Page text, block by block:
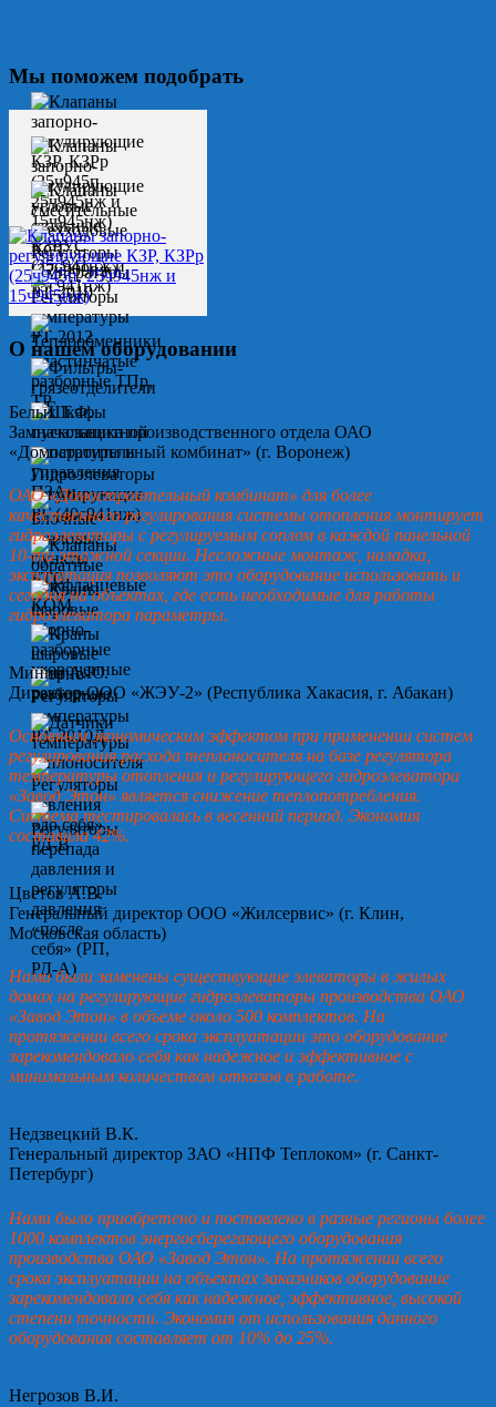
Мы поможем подобрать
О нашем оборудовании
Белых Т.Ф.
Замначальника производственного отдела ОАО
«Домостроительный комбинат» (г. Воронеж)
ОАО «Домостроительный комбинат» для более
качественного регулирования системы отопления монтирует
гидроэлеваторы с регулируемым соплом в каждой панельной
10-ти этажной секции. Несложные монтаж, наладка,
эксплуатация позволяют это оборудование использовать и
сегодня на объектах, где есть необходимые для работы
гидроэлеватора параметры.
Минин А.Ю.
Директор ООО «ЖЭУ-2» (Республика Хакасия, г. Абакан)
Основным экономическим эффектом при применении систем
регулирования расхода теплоносителя на базе регулятора
температуры отопления и регулирующего гидроэлеватора
«Завод Этон» является снижение теплопотребления.
Система тестировалась в весенний период. Экономия
составила 42%.
Цветов А.В.
Генеральный директор ООО «Жилсервис» (г. Клин,
Московская область)
Нами были заменены существующие элеваторы в жилых
домах на регулирующие гидроэлеваторы производства ОАО
«Завод Этон» в объеме около 500 комплектов. На
протяжении всего срока эксплуатации это оборудование
зарекомендовало себя как надежное и эффективное с
минимальным количеством отказов в работе.
Недзвецкий В.К.
Генеральный директор ЗАО «НПФ Теплоком» (г. Санкт-
Петербург)
Нами было приобретено и поставлено в разные регионы более
1000 комплектов энергосберегающего оборудования
производства ОАО «Завод Этон». На протяжении всего
срока эксплуатации на объектах заказчиков оборудование
зарекомендовало себя как надежное, эффективное, высокой
степени точности. Экономия от использования данного
оборудования составляет от 10% до 25%.
Негрозов В.И.